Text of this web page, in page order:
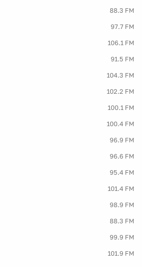
88.3 FM
97.7 FM
106.1 FM
91.5 FM
104.3 FM
102.2 FM
100.1 FM
100.4 FM
96.9 FM
96.6 FM
95.4 FM
101.4 FM
98.9 FM
88.3 FM
99.9 FM
101.9 FM